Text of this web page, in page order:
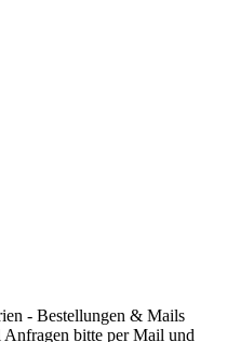
- Bestellungen & Mails
Anfragen bitte per Mail und